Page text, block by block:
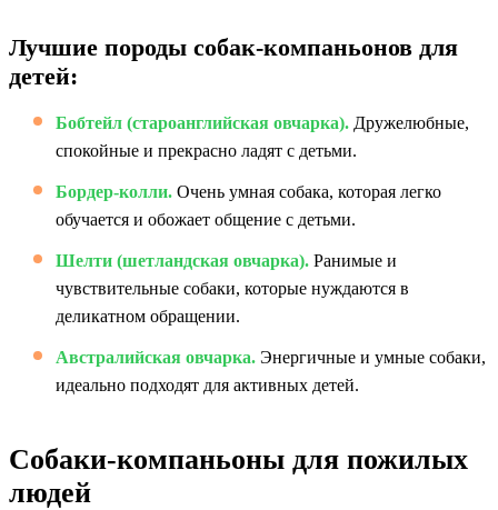
Лучшие породы собак-компаньонов для
детей:
Бобтейл (староанглийская овчарка). Дружелюбные,
спокойные и прекрасно ладят с детьми.
Бордер-колли. Очень умная собака, которая легко
обучается и обожает общение с детьми.
Шелти (шетландская овчарка). Ранимые и
чувствительные собаки, которые нуждаются в
деликатном обращении.
Австралийская овчарка. Энергичные и умные собаки,
идеально подходят для активных детей.
Собаки-компаньоны для пожилых
людей